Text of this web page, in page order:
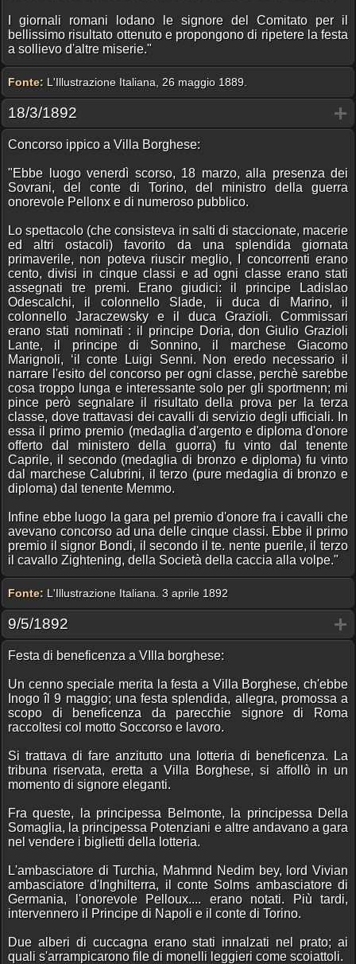
I giornali romani lodano le signore del Comitato per il
bellissimo risultato ottenuto e propongono di ripetere la festa
a sollievo d'altre miserie."
Fonte: L'Illustrazione Italiana, 26 maggio 1889.
18/3/1892
Concorso ippico a Villa Borghese:
"Ebbe luogo venerdì scorso, 18 marzo, alla presenza dei
Sovrani, del conte di Torino, del ministro della guerra
onorevole Pellonx e di numeroso pubblico.
Lo spettacolo (che consisteva in salti di staccionate, macerie
ed altri ostacoli) favorito da una splendida giornata
primaverile, non poteva riuscir meglio, I concorrenti erano
cento, divisi in cinque classi e ad ogni classe erano stati
assegnati tre premi. Erano giudici: il principe Ladislao
Odescalchi, il colonnello Slade, ii duca di Marino, il
colonnello Jaraczewsky e il duca Grazioli. Commissari
erano stati nominati : il principe Doria, don Giulio Grazioli
Lante, il principe di Sonnino, il marchese Giacomo
Marignoli, ‘il conte Luigi Senni. Non eredo necessario il
narrare l'esito del concorso per ogni classe, perchè sarebbe
cosa troppo lunga e interessante solo per gli sportmenn; mi
pince però segnalare il risultato della prova per la terza
classe, dove trattavasi dei cavalli di servizio degli ufficiali. In
essa il primo premio (medaglia d'argento e diploma d'onore
offerto dal ministero della guorra) fu vinto dal tenente
Caprile, il secondo (medaglia di bronzo e diploma) fu vinto
dal marchese Calubrini, il terzo (pure medaglia di bronzo e
diploma) dal tenente Memmo.
Infine ebbe luogo la gara pel premio d'onore fra i cavalli che
avevano concorso ad una delle cinque classi. Ebbe il primo
premio il signor Bondi, il secondo il te. nente puerile, il terzo
il cavallo Zightening, della Società della caccia alla volpe."
Fonte: L'Illustrazione Italiana. 3 aprile 1892
9/5/1892
Festa di beneficenza a VIlla borghese:
Un cenno speciale merita la festa a Villa Borghese, ch'ebbe
Inogo îl 9 maggio; una festa splendida, allegra, promossa a
scopo di beneficenza da parecchie signore di Roma
raccoltesi col motto Soccorso e lavoro.
Si trattava di fare anzitutto una lotteria di beneficenza. La
tribuna riservata, eretta a Villa Borghese, si affollò in un
momento di signore eleganti.
Fra queste, la principessa Belmonte, la principessa Della
Somaglia, la principessa Potenziani e altre andavano a gara
nel vendere i biglietti della lotteria.
L'ambasciatore di Turchia, Mahmnd Nedim bey, lord Vivian
ambasciatore d'Inghilterra, il conte Solms ambasciatore di
Germania, l'onorevole Pelloux.... erano notati. Più tardi,
intervennero il Principe di Napoli e il conte di Torino.
Due alberi di cuccagna erano stati innalzati nel prato; ai
quali s'arrampicarono file di monelli leggieri come scoiattoli.